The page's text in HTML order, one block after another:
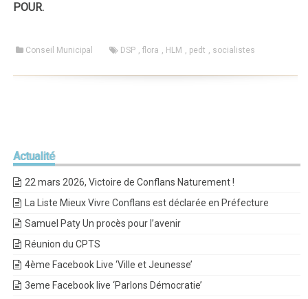
POUR.
Conseil Municipal DSP ,flora , HLM , pedt , socialistes
Actualité
22 mars 2026, Victoire de Conflans Naturement !
La Liste Mieux Vivre Conflans est déclarée en Préfecture
Samuel Paty Un procès pour l’avenir
Réunion du CPTS
4ème Facebook Live ‘Ville et Jeunesse’
3eme Facebook live ‘Parlons Démocratie’